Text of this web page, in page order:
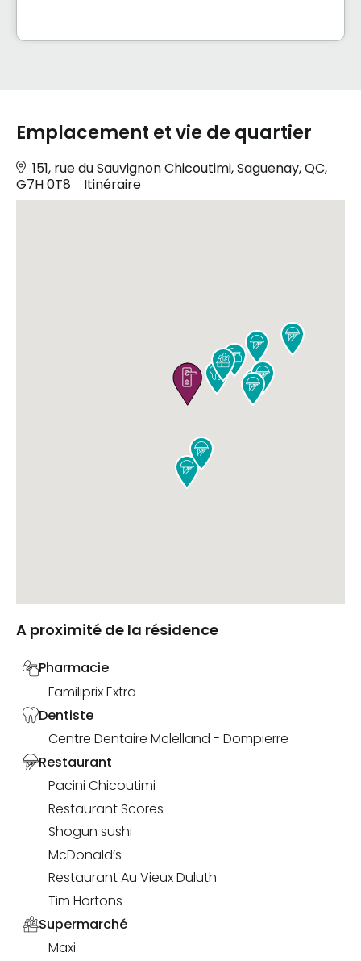
méritez.
Emplacement et vie de quartier
151, rue du Sauvignon Chicoutimi, Saguenay, QC,
G7H 0T8
Itinéraire











A proximité de la résidence
Pharmacie
Familiprix Extra
Dentiste
Centre Dentaire Mclelland - Dompierre
Restaurant
Pacini Chicoutimi
Restaurant Scores
Shogun sushi
McDonald’s
Restaurant Au Vieux Duluth
Tim Hortons
Supermarché
Maxi